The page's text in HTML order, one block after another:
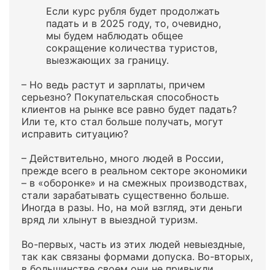
Если курс рубля будет продолжать
падать и в 2025 году, то, очевидно,
мы будем наблюдать общее
сокращение количества туристов,
выезжающих за границу.
– Но ведь растут и зарплаты, причем
серьезно? Покупательская способность
клиентов на рынке все равно будет падать?
Или те, кто стал больше получать, могут
исправить ситуацию?
– Действительно, много людей в России,
прежде всего в реальном секторе экономики
– в «оборонке» и на смежных производствах,
стали зарабатывать существенно больше.
Иногда в разы. Но, на мой взгляд, эти деньги
вряд ли хлынут в выездной туризм.
Во-первых, часть из этих людей невыездные,
так как связаны формами допуска. Во-вторых,